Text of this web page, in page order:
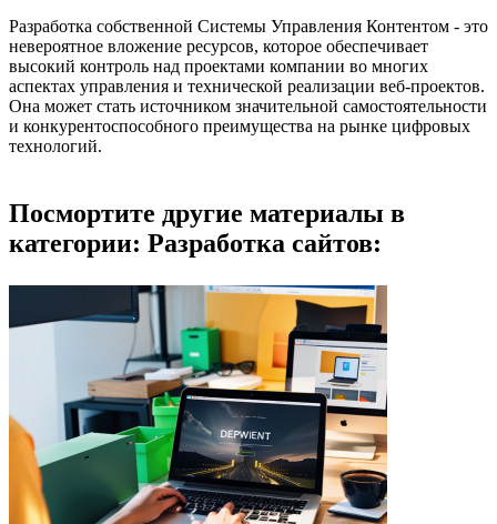
Разработка собственной Системы Управления Контентом - это
невероятное вложение ресурсов, которое обеспечивает
высокий контроль над проектами компании во многих
аспектах управления и технической реализации веб-проектов.
Она может стать источником значительной самостоятельности
и конкурентоспособного преимущества на рынке цифровых
технологий.
Посмортите другие материалы в
категории: Разработка сайтов: